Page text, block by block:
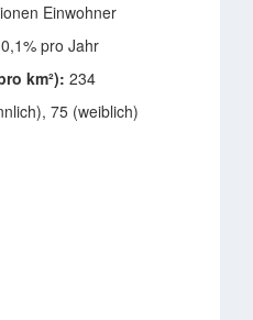
Einwohner
pro Jahr
km²): 234
75 (weiblich)